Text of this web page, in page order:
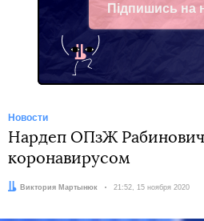
Підпишись на
Telegram
Новости
Нардеп ОПзЖ Рабинович
коронавирусом
Автор:Виктория Мартынюк Дата:
21:52, 15 ноября 2020